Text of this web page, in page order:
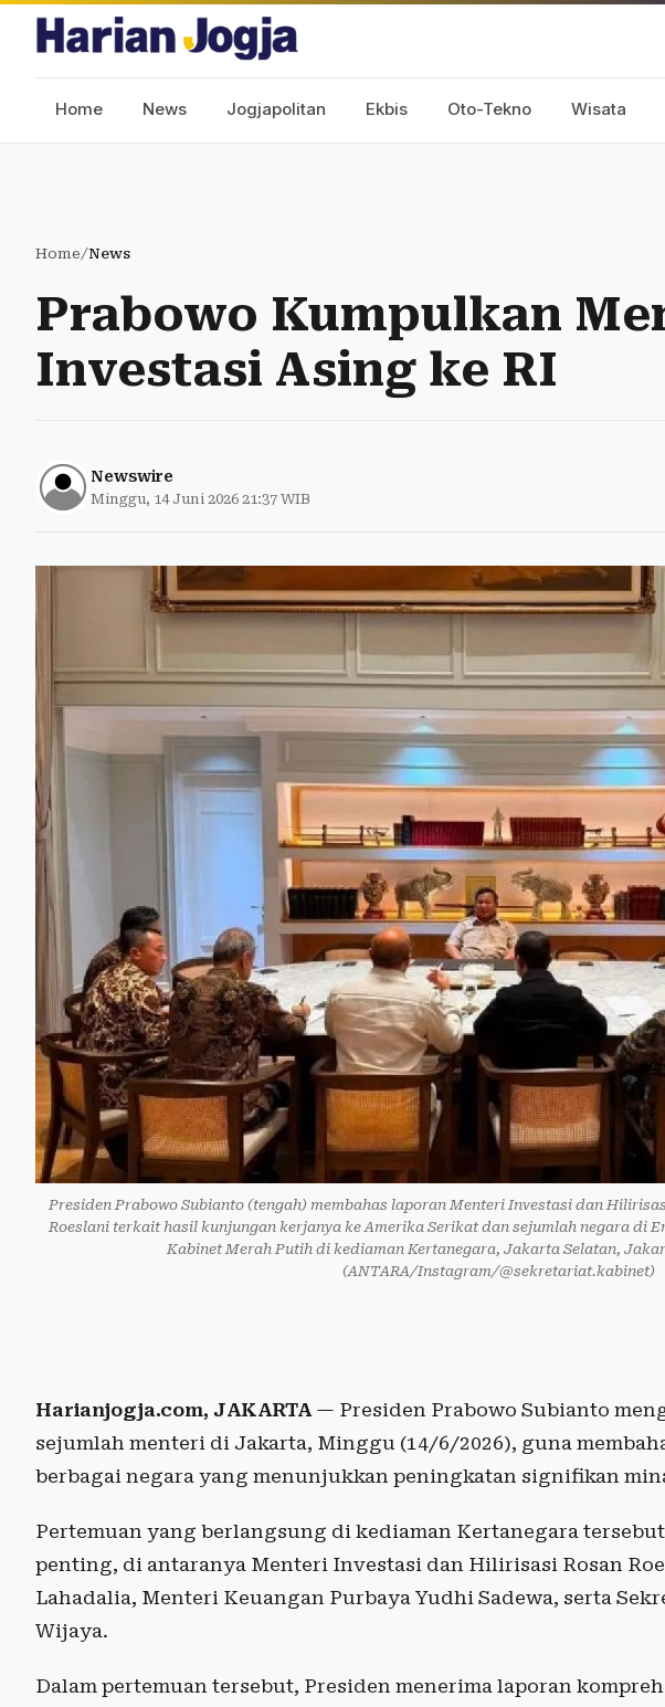
Home News Jogjapolitan Ekbis Oto-Tekno Wisata
Home/News
Prabowo Kumpulkan
Investasi Asing ke RI
Newswire
Minggu, 14 Juni 2026 21:37 WIB
Presiden Prabowo Subianto (tengah) membahas laporan Menteri Investasi dan
Roeslani terkait hasil kunjungan kerjanya ke Amerika Serikat dan sejumlah negara di
Kabinet Merah Putih di kediaman Kertanegara, Jakarta Selatan,
(ANTARA/Instagram/@sekretariat.kabinet)
Harianjogja.com, JAKARTA— Presiden Prabowo Subianto
sejumlah menteri di Jakarta, Minggu (14/6/2026), guna
berbagai negara yang menunjukkan peningkatan signifikan
Pertemuan yang berlangsung di kediaman Kertanegara
penting, di antaranya Menteri Investasi dan Hilirisasi Rosan
Lahadalia, Menteri Keuangan Purbaya Yudhi Sadewa, serta
Wijaya.
Dalam pertemuan tersebut, Presiden menerima laporan